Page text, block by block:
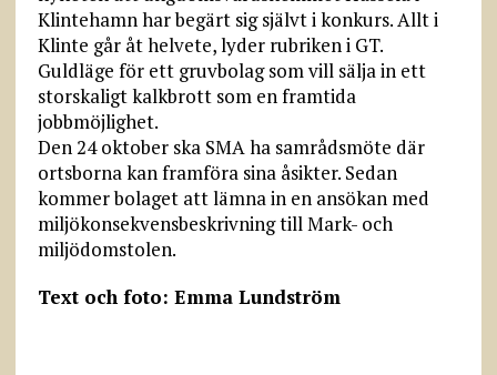
Klintehamn har begärt sig självt i konkurs. Allt i
Klinte går åt helvete, lyder rubriken i GT.
Guldläge för ett gruvbolag som vill sälja in ett
storskaligt kalkbrott som en framtida
jobbmöjlighet.
Den 24 oktober ska SMA ha samrådsmöte där
ortsborna kan framföra sina åsikter. Sedan
kommer bolaget att lämna in en ansökan med
miljökonsekvensbeskrivning till Mark- och
miljödomstolen.
Text och foto: Emma Lundström